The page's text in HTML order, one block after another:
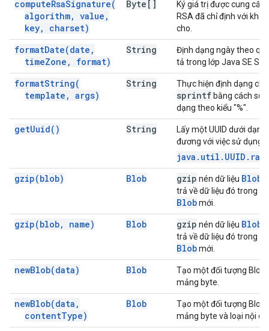
computeRsaSignature(
algorithm, value ,
key, charset)
Byte[]
Ký giá trị được cung
RSA đã chỉ định với
cho.
formatDate(date ,
timeZone , format)
String
Định dạng ngày theo
tả trong lớp Java SE
formatString(
template , args)
String Thực hiện định dạng
sprintf bằng cách sử
dạng theo kiểu "%".
getUuid( ) String
Lấy một UUID dưới
đương với việc sử dụng
gzip(blob) Blob gzip nén dữ liệu Blob
trả về dữ liệu đó trong
Blobmới.
gzip(blob, name) Blob gzip nén dữ liệu Blob
trả về dữ liệu đó trong
Blobmới.
newBlob(data) Blob
Tạo một đối tượng Blob
mảng byte.
newBlob(data ,
contentType)
Blob
Tạo một đối tượng Blob
mảng byte và loại nội